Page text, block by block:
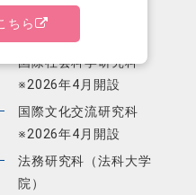
人文科学研究科
自然科学研究科
国際社会科学研究科
※2026年4月開設
国際文化交流研究科
※2026年4月開設
法務研究科（法科大学
院）
ちら